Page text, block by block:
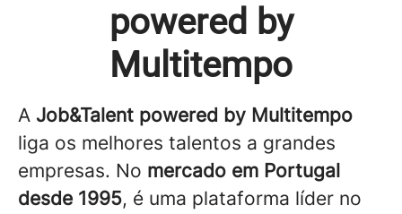
powered by
Multitempo
A Job&Talent powered by Multitempo
liga os melhores talentos a grandes
empresas. No mercado em Portugal
desde 1995, é uma plataforma líder no